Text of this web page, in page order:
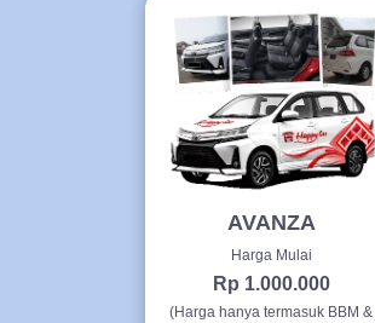
AVANZA
Harga Mulai
Rp 1.000.000
(Harga hanya termasuk BBM &